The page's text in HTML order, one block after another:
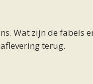
Wat zijn de fabels
terug.